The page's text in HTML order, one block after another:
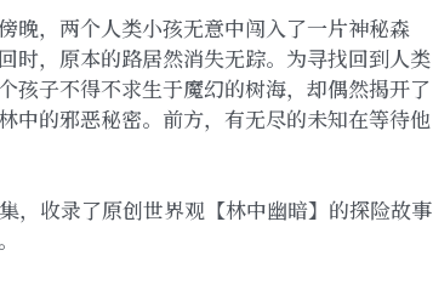
晚，两个人类小孩无意中闯入了一片神秘森
时，原本的路居然消失无踪。为寻找回到人类
孩子不得不求生于魔幻的树海，却偶然揭开了
中的邪恶秘密。前方，有无尽的未知在等待他
，收录了原创世界观【林中幽暗】的探险故事